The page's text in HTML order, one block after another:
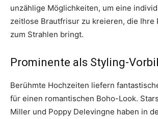
unzählige Möglichkeiten, um eine
zeitlose Brautfrisur zu kreieren, die Ihre
zum Strahlen bringt.
Prominente als Styling-
Berühmte Hochzeiten liefern
für einen romantischen Boho-Look.
Miller und Poppy Delevingne haben in